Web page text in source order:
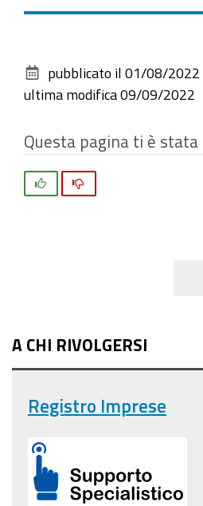
documento
pubblicato il 01/08/2022
ultima modifica 09/09/2022
Questa pagina ti è stata
A CHI RIVOLGERSI
Registro Imprese